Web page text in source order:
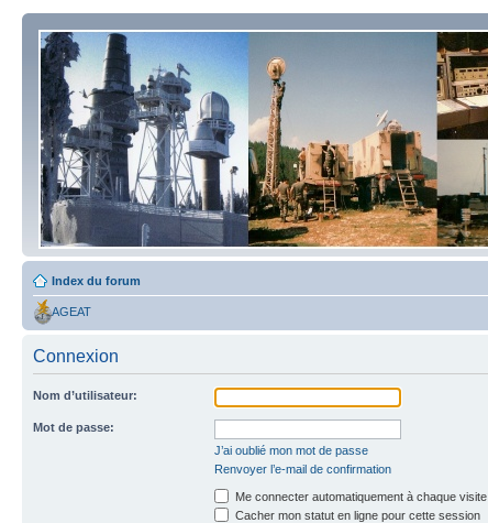
Index du forum
AGEAT
Connexion
Nom d’utilisateur:
Mot de passe:
J’ai oublié mon mot de passe
Renvoyer l’e-mail de confirmation
Me connecter automatiquement à chaque visite
Cacher mon statut en ligne pour cette session